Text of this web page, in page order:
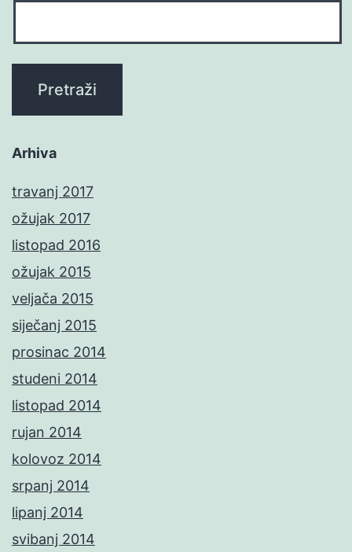
Arhiva
travanj 2017
ožujak 2017
listopad 2016
ožujak 2015
veljača 2015
siječanj 2015
prosinac 2014
studeni 2014
listopad 2014
rujan 2014
kolovoz 2014
srpanj 2014
lipanj 2014
svibanj 2014